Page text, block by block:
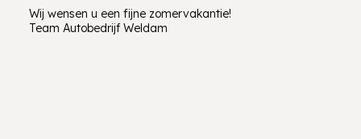
Wij wensen u een fijne zomervakantie!
Team Autobedrijf Weldam